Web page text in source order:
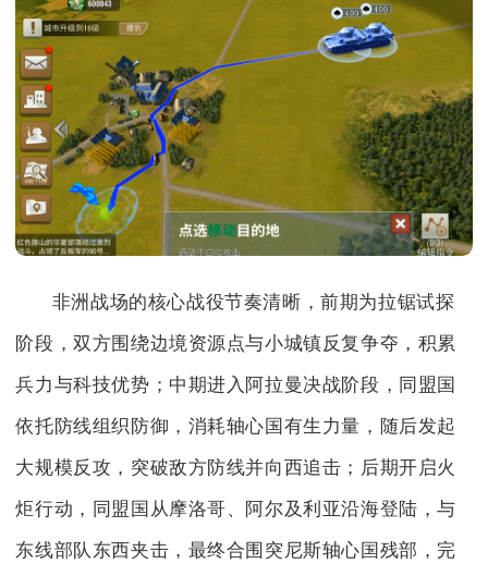
非洲战场的核心战役节奏清晰，前期为拉锯试探
阶段，双方围绕边境资源点与小城镇反复争夺，积累
兵力与科技优势；中期进入阿拉曼决战阶段，同盟国
依托防线组织防御，消耗轴心国有生力量，随后发起
大规模反攻，突破敌方防线并向西追击；后期开启火
炬行动，同盟国从摩洛哥、阿尔及利亚沿海登陆，与
东线部队东西夹击，最终合围突尼斯轴心国残部，完